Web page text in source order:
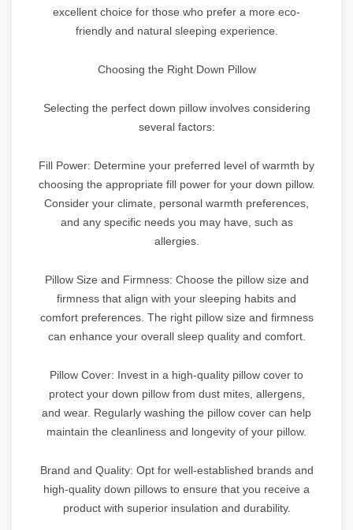
excellent choice for those who prefer a more eco-
friendly and natural sleeping experience.
Choosing the Right Down Pillow
Selecting the perfect down pillow involves considering
several factors:
Fill Power: Determine your preferred level of warmth by
choosing the appropriate fill power for your down pillow.
Consider your climate, personal warmth preferences,
and any specific needs you may have, such as
allergies.
Pillow Size and Firmness: Choose the pillow size and
firmness that align with your sleeping habits and
comfort preferences. The right pillow size and firmness
can enhance your overall sleep quality and comfort.
Pillow Cover: Invest in a high-quality pillow cover to
protect your down pillow from dust mites, allergens,
and wear. Regularly washing the pillow cover can help
maintain the cleanliness and longevity of your pillow.
Brand and Quality: Opt for well-established brands and
high-quality down pillows to ensure that you receive a
product with superior insulation and durability.